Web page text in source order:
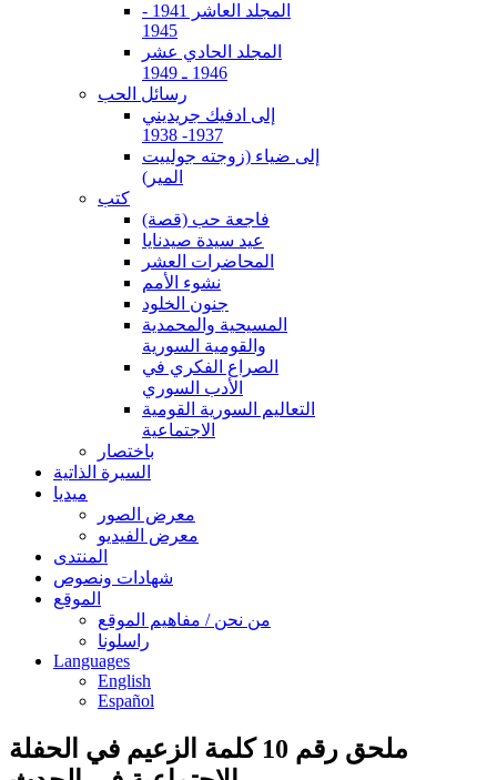
المجلد العاشر 1941 -
1945
المجلد الحادي عشر
1946 ـ 1949
رسائل الحب
إلى ادفيك جريديني
1937- 1938
إلى ضياء (زوجته جولييت
المير)
كتب
فاجعة حب (قصة)
عيد سيدة صيدنايا
المحاضرات العشر
نشوء الأمم
جنون الخلود
المسيحية والمحمدية
والقومية السورية
الصراع الفكري في
الأدب السوري
التعاليم السورية القومية
الاجتماعية
باختصار
السيرة الذاتية
ميديا
معرض الصور
معرض الفيديو
المنتدى
شهادات ونصوص
الموقع
من نحن / مفاهيم الموقع
راسلونا
Languages
English
Español
ملحق رقم 10 كلمة الزعيم في الحفلة